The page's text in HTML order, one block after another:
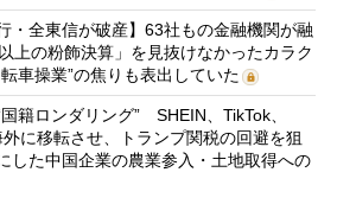
・全東信が破産】63社もの金融機関が融
上の粉飾決算」を見抜けなかったカラク
車操業”の焦りも表出していた
籍ロンダリング” SHEIN、TikTok、
に移転させ、トランプ関税の回避を狙
た中国企業の農業参入・土地取得への